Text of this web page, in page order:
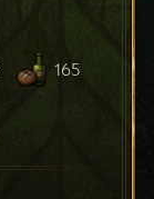
165